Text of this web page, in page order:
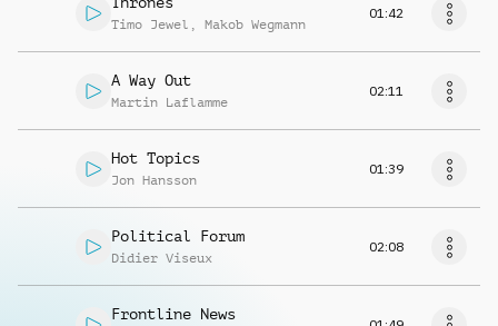
Timo Jewel , Makob Wegmann
01:42
A Way Out
Martin Laflamme
02:11
Hot Topics
Jon Hansson
01:39
Political Forum
Didier Viseux
02:08
Frontline News